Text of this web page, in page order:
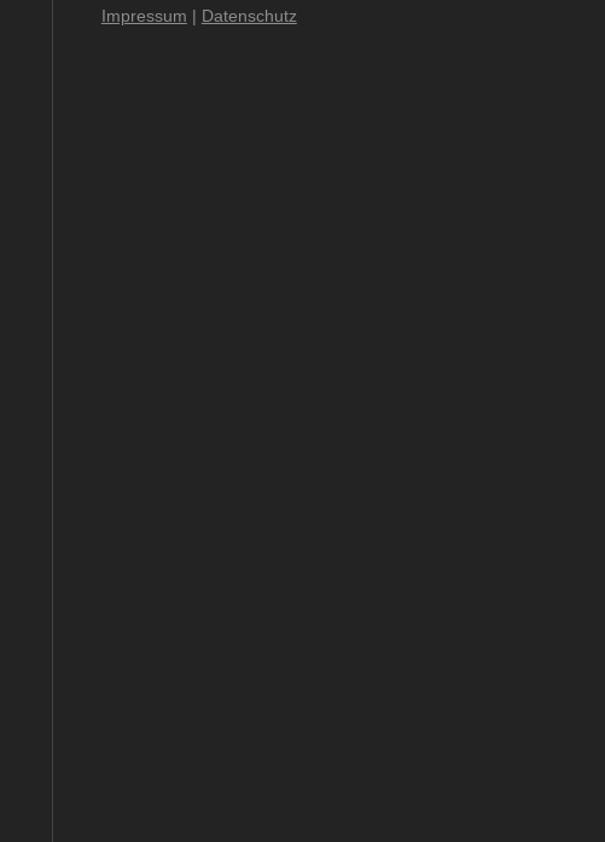
Impressum | Datenschutz